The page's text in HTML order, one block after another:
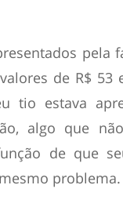
pela
de R$ 53
tio estava
algo que
de que
problema.